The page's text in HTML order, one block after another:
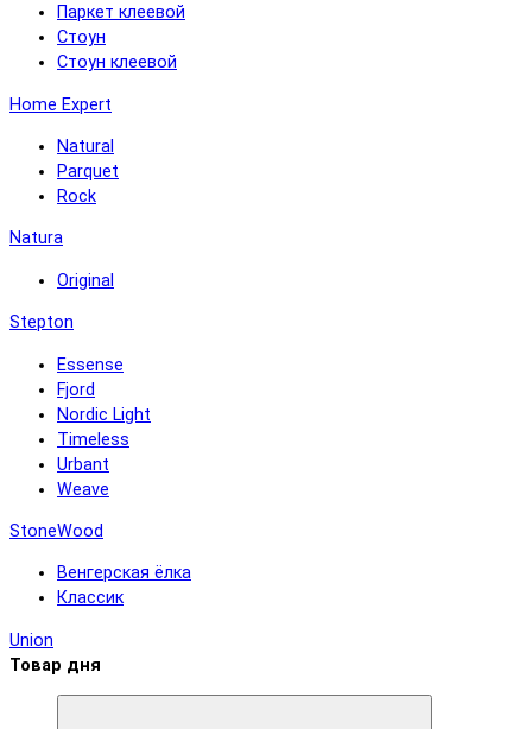
Паркет клеевой
Стоун
Стоун клеевой
Home Expert
Natural
Parquet
Rock
Natura
Original
Stepton
Essense
Fjord
Nordic Light
Timeless
Urbant
Weave
StoneWood
Венгерская ёлка
Классик
Union
Товар дня